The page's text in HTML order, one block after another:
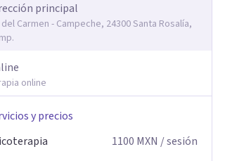
principal
del Carmen - Campeche, 24300 Santa Rosalía,
online
y precios
1100 MXN / sesión